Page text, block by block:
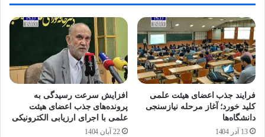
فرایند جذب اعضای هیئت علمی
کلید خورد؛ آغاز مرحله نیازسنجی
دانشگاه‌ها
13 آذر 1404
افزایش سرعت رسیدگی به
پرونده‌های جذب اعضای هیئت
علمی با اجرای ارزیابی الکترونیکی
22 آبان 1404